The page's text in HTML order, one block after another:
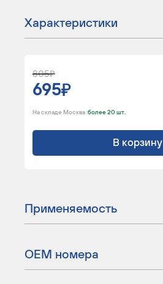
Характеристики
805
695
На складе Москва :более 20 шт.
В корзину
Применяемость
ОЕМ номера